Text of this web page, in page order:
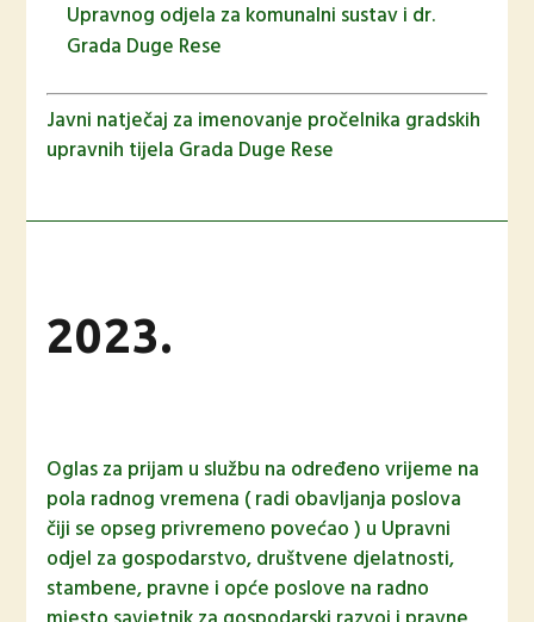
Upravnog odjela za komunalni sustav i dr.
Grada Duge Rese
Javni natječaj za imenovanje pročelnika gradskih
upravnih tijela Grada Duge Rese
2023.
Oglas za prijam u službu na određeno vrijeme na
pola radnog vremena ( radi obavljanja poslova
čiji se opseg privremeno povećao ) u Upravni
odjel za gospodarstvo, društvene djelatnosti,
stambene, pravne i opće poslove na radno